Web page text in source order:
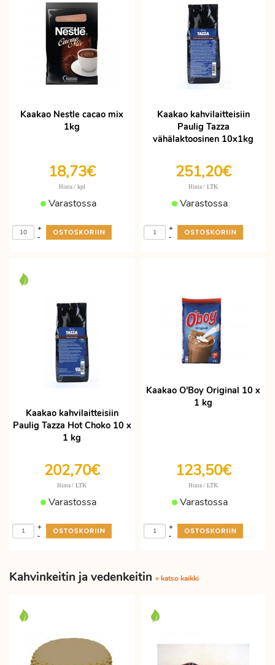
Kaakao Nestle cacao mix
1kg
18,73€
Hinta / kpl
Varastossa
-
+
Kaakao kahvilaitteisiin
Paulig Tazza
vähälaktoosinen 10x1kg
251,20€
Hinta / LTK
Varastossa
-
+
Kaakao kahvilaitteisiin
Paulig Tazza Hot Choko 10 x
1 kg
202,70€
Hinta / LTK
Varastossa
-
+
Kaakao O'Boy Original 10 x
1 kg
123,50€
Hinta / LTK
Varastossa
-
+
Kahvinkeitin ja vedenkeitin » katso kaikki